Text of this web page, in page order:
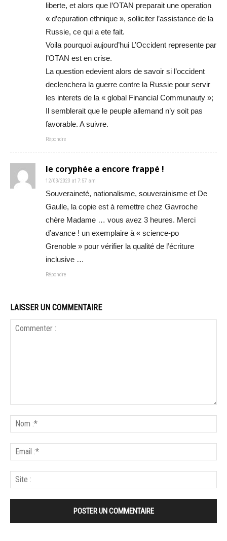
liberte, et alors que l’OTAN preparait une operation
« d’epuration ethnique », solliciter l’assistance de la
Russie, ce qui a ete fait.
Voila pourquoi aujourd’hui L’Occident represente par
l’OTAN est en crise.
La question edevient alors de savoir si l’occident
declenchera la guerre contre la Russie pour servir
les interets de la « global Financial Communauty »;
Il semblerait que le peuple allemand n’y soit pas
favorable. A suivre.
Répondre
le coryphée a encore frappé !
12/03/2023 at 7:57 am
Souveraineté, nationalisme, souverainisme et De
Gaulle, la copie est à remettre chez Gavroche
chère Madame … vous avez 3 heures. Merci
d’avance ! un exemplaire à « science-po
Grenoble » pour vérifier la qualité de l’écriture
inclusive …
Répondre
LAISSER UN COMMENTAIRE